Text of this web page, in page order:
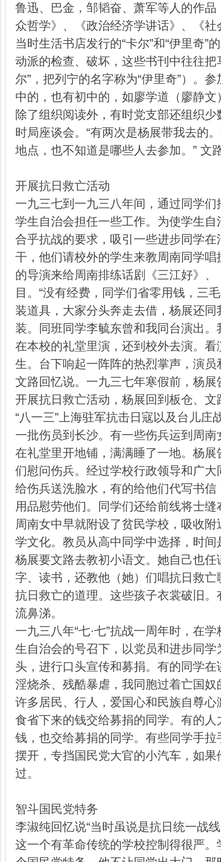
鲁迅、巴金，邹韬奋、萧军等人的作
众哲学》、《政治经济学讲话》、《
当时生活书店发行的“卡尔”和“伊里奇”
动派的检查、破坏，这些书刊中往往把
尔”，把列宁的名字称为“伊里奇”）。
中的，也有初中的，如廖学道（廖静
除了组织阅读外，有时党支部还组织
时局座谈会。“有两次是杨展带我去的
地点，也不知道是哪些人去参加。” 文
开展抗日救亡活动
一九三七到一九三八年间，通过同学
学生自治会担任一些工作。为使学生
合乎抗战的要求，吸引一些进步同学
干，他们请校外的学生来教周南同学
的导演来给周南排练话剧《三江好》
目。“没有经费，同学们省零用钱，三
装道具，大家分头奔走去借，杨展还
装。同班同学李毓东曾和我同台演出
在本校的礼堂里演，还到校外去演。
生。台下响起一阵阵的热烈掌声，演员
文路回忆说。一九三七年寒假前，杨
开展抗日救亡活动，杨展回到板仓、
“八一三”上海驻军抗击日寇以及台儿庄
一批伤员到长沙。有一些伤兵运到周
在礼堂里开地铺，满满睡了一地。杨
们慰问伤兵。经过学校行政领导和广
给伤兵送洗脸水，有的给他们代写书
用品慰劳他们。同学们还给前线将士
周南女中早就附设了贫民学校，吸收
学文化。教员从高中同学中选择，时
杨展要文路去教初小语文。她自己也
字、读书，还教他（她）们唱抗日救
抗日救亡的道理。这些孩子衣裳破旧
流鼻涕。
一九三八年“七·七”抗战一周年时，在
生自治会的号召下，以党员和进步同
头，进行口头宣传和募捐。有的同学
淫烧杀、残酷暴虐，我同胞过着亡国
许多居民、行人，爱国心和民族自尊
食省下来的钱交给募捐的同学。有的
钱，也交给募捐的同学。有些同学手
摆开，专挡国民党大官的小汽车，如
过。
智斗国民党特务
李淑纯回忆说“当时虽说是抗日统一战
这一个有革命传统的学校控制得很严